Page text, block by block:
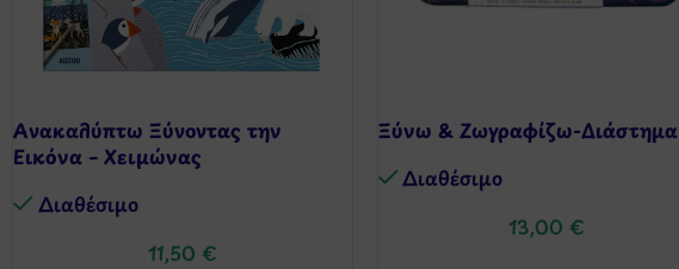
Ανακαλύπτω Ξύνοντας την
Εικόνα – Χειμώνας
Διαθέσιμo
11,50 €
Ξύνω & Ζωγραφίζω-Διάστημα
Διαθέσιμo
13,00€